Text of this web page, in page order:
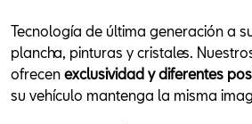
Tecnología de última generación a
plancha, pinturas y cristales.
ofrecen exclusividad y diferentes
su vehículo mantenga la misma